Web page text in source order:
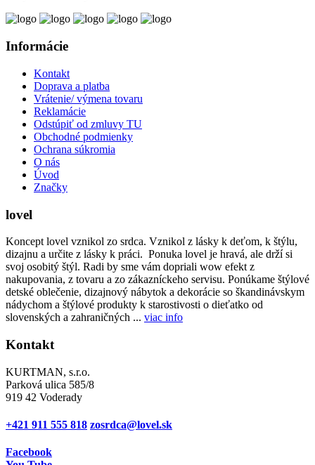
Informácie
Kontakt
Doprava a platba
Vrátenie/ výmena tovaru
Reklamácie
Odstúpiť od zmluvy TU
Obchodné podmienky
Ochrana súkromia
O nás
Úvod
Značky
lovel
Koncept lovel vznikol zo srdca. Vznikol z lásky k deťom, k štýlu,
dizajnu a určite z lásky k práci. Ponuka lovel je hravá, ale drží si
svoj osobitý štýl. Radi by sme vám dopriali wow efekt z
nakupovania, z tovaru a zo zákazníckeho servisu. Ponúkame štýlové
detské oblečenie, dizajnový nábytok a dekorácie so škandinávskym
nádychom a štýlové produkty k starostivosti o dieťatko od
slovenských a zahraničných ... viac info
Kontakt
KURTMAN, s.r.o.
Parková ulica 585/8
919 42 Voderady
+421 911 555 818 zosrdca@lovel.sk
Facebook